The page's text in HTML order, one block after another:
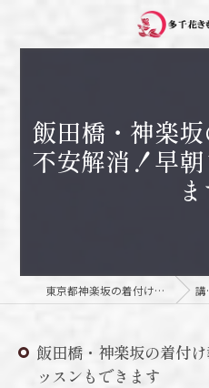
飯田橋・神楽坂
不安解消！早
東京都神楽坂の着付け教室なら多千花きもの着付け教室 講師日記
飯田橋・神楽坂の着付
ッスンもできます